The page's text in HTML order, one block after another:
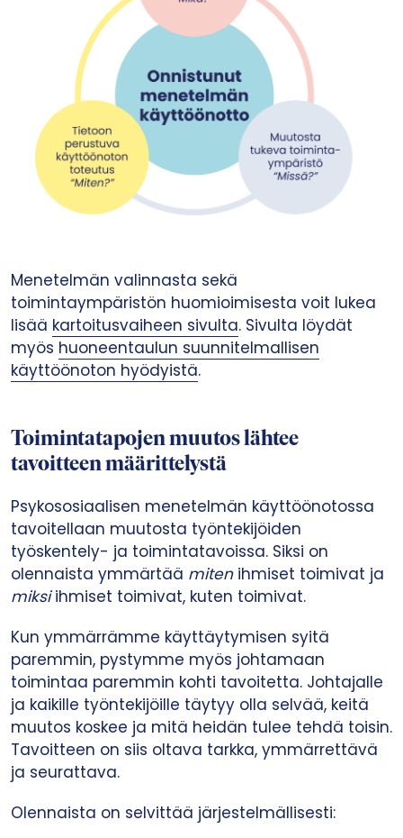
Menetelmän valinnasta sekä
toimintaympäristön huomioimisesta voit lukea
lisää kartoitusvaiheen sivulta. Sivulta löydät
myös huoneentaulun suunnitelmallisen
käyttöönoton hyödyistä.
Toimintatapojen muutos lähtee
tavoitteen määrittelystä
Psykososiaalisen menetelmän käyttöönotossa
tavoitellaan muutosta työntekijöiden
työskentely- ja toimintatavoissa. Siksi on
olennaista ymmärtää mitenihmiset toimivat ja
miksiihmiset toimivat, kuten toimivat.
Kun ymmärrämme käyttäytymisen syitä
paremmin, pystymme myös johtamaan
toimintaa paremmin kohti tavoitetta. Johtajalle
ja kaikille työntekijöille täytyy olla selvää, keitä
muutos koskee ja mitä heidän tulee tehdä toisin.
Tavoitteen on siis oltava tarkka, ymmärrettävä
ja seurattava.
Olennaista on selvittää järjestelmällisesti: